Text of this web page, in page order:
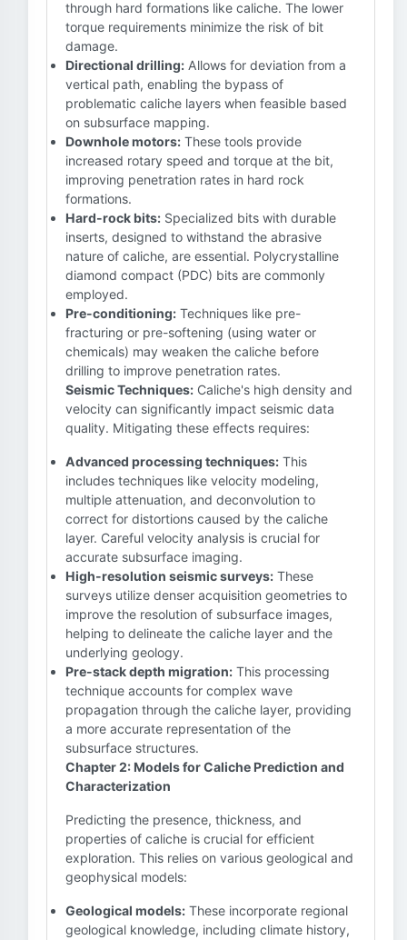
through hard formations like caliche. The lower
torque requirements minimize the risk of bit
damage.
Directional drilling: Allows for deviation from a
vertical path, enabling the bypass of
problematic caliche layers when feasible based
on subsurface mapping.
Downhole motors: These tools provide
increased rotary speed and torque at the bit,
improving penetration rates in hard rock
formations.
Hard-rock bits: Specialized bits with durable
inserts, designed to withstand the abrasive
nature of caliche, are essential. Polycrystalline
diamond compact (PDC) bits are commonly
employed.
Pre-conditioning: Techniques like pre-
fracturing or pre-softening (using water or
chemicals) may weaken the caliche before
drilling to improve penetration rates.
Seismic Techniques: Caliche's high density and
velocity can significantly impact seismic data
quality. Mitigating these effects requires:
Advanced processing techniques: This
includes techniques like velocity modeling,
multiple attenuation, and deconvolution to
correct for distortions caused by the caliche
layer. Careful velocity analysis is crucial for
accurate subsurface imaging.
High-resolution seismic surveys: These
surveys utilize denser acquisition geometries to
improve the resolution of subsurface images,
helping to delineate the caliche layer and the
underlying geology.
Pre-stack depth migration: This processing
technique accounts for complex wave
propagation through the caliche layer, providing
a more accurate representation of the
subsurface structures.
Chapter 2: Models for Caliche Prediction and
Characterization
Predicting the presence, thickness, and
properties of caliche is crucial for efficient
exploration. This relies on various geological and
geophysical models:
Geological models: These incorporate regional
geological knowledge, including climate history,